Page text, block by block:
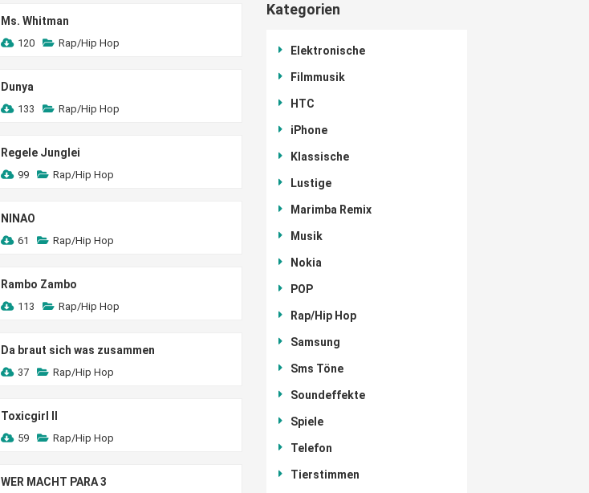
Ms. Whitman
120 Rap/Hip Hop
Dunya
133 Rap/Hip Hop
Regele Junglei
99 Rap/Hip Hop
NINAO
61 Rap/Hip Hop
Rambo Zambo
113 Rap/Hip Hop
Da braut sich was zusammen
37 Rap/Hip Hop
Toxicgirl II
59 Rap/Hip Hop
WER MACHT PARA 3
Kategorien
Elektronische
Filmmusik
HTC
iPhone
Klassische
Lustige
Marimba Remix
Musik
Nokia
POP
Rap/Hip Hop
Samsung
Sms Töne
Soundeffekte
Spiele
Telefon
Tierstimmen